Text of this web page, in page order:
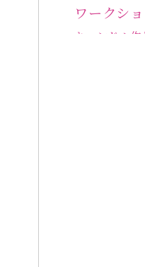
ワークシ
キャンドル作